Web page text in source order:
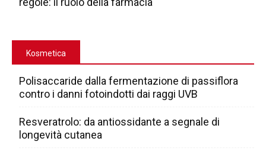
Kosmetica
Polisaccaride dalla fermentazione di passiflora
contro i danni fotoindotti dai raggi UVB
Resveratrolo: da antiossidante a segnale di
longevità cutanea